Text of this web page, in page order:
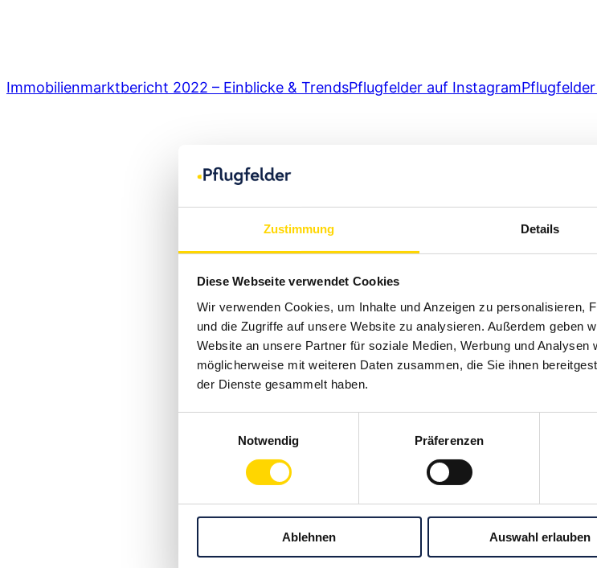
Zustimmung Details
Diese Webseite verwendet Cookies
Wir verwenden Cookies, um Inhalte und Anzeigen zu personalisieren,
und die Zugriffe auf unsere Website zu analysieren. Außerdem geben
Website an unsere Partner für soziale Medien, Werbung und
möglicherweise mit weiteren Daten zusammen, die Sie ihnen
der Dienste gesammelt haben.
Notwendig
Präferenzen
Ablehnen Auswahl erlauben
Immobilienmarktbericht 2022 – Einblicke & TrendsPflugfelder auf Instagram